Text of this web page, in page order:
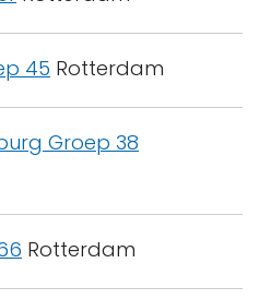
45 Rotterdam
Groep 38
Rotterdam